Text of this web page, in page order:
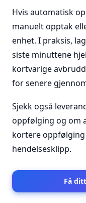
Hvis automatisk
manuelt opptak
enhet. I praksis,
siste minuttene
kortvarige
for senere
Sjekk også
oppfølging og om
kortere
hendelsesklipp.
Få